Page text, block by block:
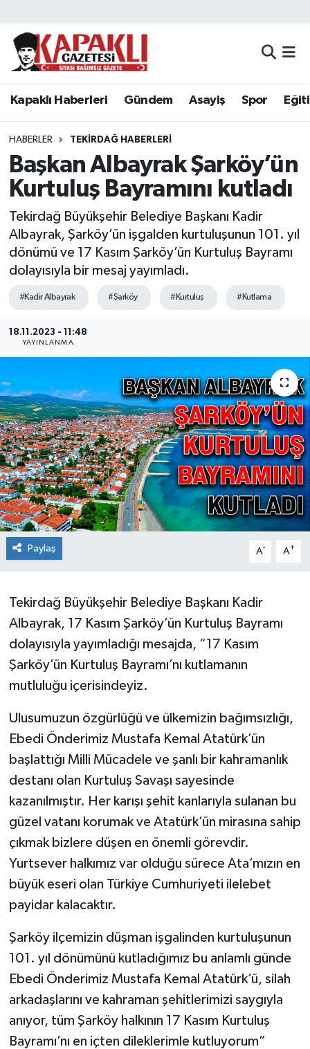
Kapaklı Haberleri Gündem Asayiş Spor
HABERLER TEKIRDAĞ HABERLERI
Başkan Albayrak Şarköy’ün
Kurtuluş Bayramını kutladı
Tekirdağ Büyükşehir Belediye Başkanı Kadir
Albayrak, Şarköy’ün işgalden kurtuluşunun 101. yıl
dönümü ve 17 Kasım Şarköy’ün Kurtuluş Bayramı
dolayısıyla bir mesaj yayımladı.
#Kadir Albayrak #Şarköy #Kurtuluş #Kutlama
18.11.2023 - 11:48
YAYINLANMA
Paylaş A- A+
Tekirdağ Büyükşehir Belediye Başkanı Kadir
Albayrak, 17 Kasım Şarköy’ün Kurtuluş Bayramı
dolayısıyla yayımladığı mesajda, “17 Kasım
Şarköy’ün Kurtuluş Bayramı’nı kutlamanın
mutluluğu içerisindeyiz.
Ulusumuzun özgürlüğü ve ülkemizin bağımsızlığı,
Ebedi Önderimiz Mustafa Kemal Atatürk’ün
başlattığı Milli Mücadele ve şanlı bir kahramanlık
destanı olan Kurtuluş Savaşı sayesinde
kazanılmıştır. Her karışı şehit kanlarıyla sulanan bu
güzel vatanı korumak ve Atatürk’ün mirasına sahip
çıkmak bizlere düşen en önemli görevdir.
Yurtsever halkımız var olduğu sürece Ata’mızın en
büyük eseri olan Türkiye Cumhuriyeti ilelebet
payidar kalacaktır.
Şarköy ilçemizin düşman işgalinden kurtuluşunun
101. yıl dönümünü kutladığımız bu anlamlı günde
Ebedi Önderimiz Mustafa Kemal Atatürk’ü, silah
arkadaşlarını ve kahraman şehitlerimizi saygıyla
anıyor, tüm Şarköy halkının 17 Kasım Kurtuluş
Bayramı’nı en içten dileklerimle kutluyorum”
Kapaklı Haberleri
Asayiş
Spor
Eğitim
Siyaset
Resmi Reklamlar
Tekirdağ
Ekonomi
Teknoloji
Yaşam
Tekirdağ Nöbetçi Eczaneler
Tekirdağ Namaz Vakitleri
Tekirdağ Trafik Yoğunluk Haritası
Süper Lig Puan Durumu ve Fikstür
Tüm Manşetler
Son Dakika Haberleri
Haber Arşivi